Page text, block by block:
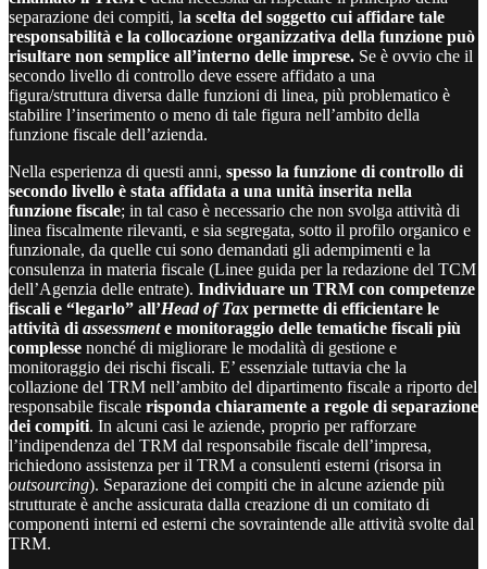
separazione dei compiti, la scelta del soggetto cui affidare tale
responsabilità e la collocazione organizzativa della funzione può
risultare non semplice all’interno delle imprese. Se è ovvio che il
secondo livello di controllo deve essere affidato a una
figura/struttura diversa dalle funzioni di linea, più problematico è
stabilire l’inserimento o meno di tale figura nell’ambito della
funzione fiscale dell’azienda.
Nella esperienza di questi anni, spesso la funzione di controllo di
secondo livello è stata affidata a una unità inserita nella
funzione fiscale; in tal caso è necessario che non svolga attività di
linea fiscalmente rilevanti, e sia segregata, sotto il profilo organico e
funzionale, da quelle cui sono demandati gli adempimenti e la
consulenza in materia fiscale (Linee guida per la redazione del TCM
dell’Agenzia delle entrate). Individuare un TRM con competenze
fiscali e “legarlo” all’Head of Tax permette di efficientare le
attività di assessmente monitoraggio delle tematiche fiscali più
complesse nonché di migliorare le modalità di gestione e
monitoraggio dei rischi fiscali. E’ essenziale tuttavia che la
collazione del TRM nell’ambito del dipartimento fiscale a riporto del
responsabile fiscale risponda chiaramente a regole di separazione
dei compiti. In alcuni casi le aziende, proprio per rafforzare
l’indipendenza del TRM dal responsabile fiscale dell’impresa,
richiedono assistenza per il TRM a consulenti esterni (risorsa in
outsourcing). Separazione dei compiti che in alcune aziende più
strutturate è anche assicurata dalla creazione di un comitato di
componenti interni ed esterni che sovraintende alle attività svolte dal
TRM.